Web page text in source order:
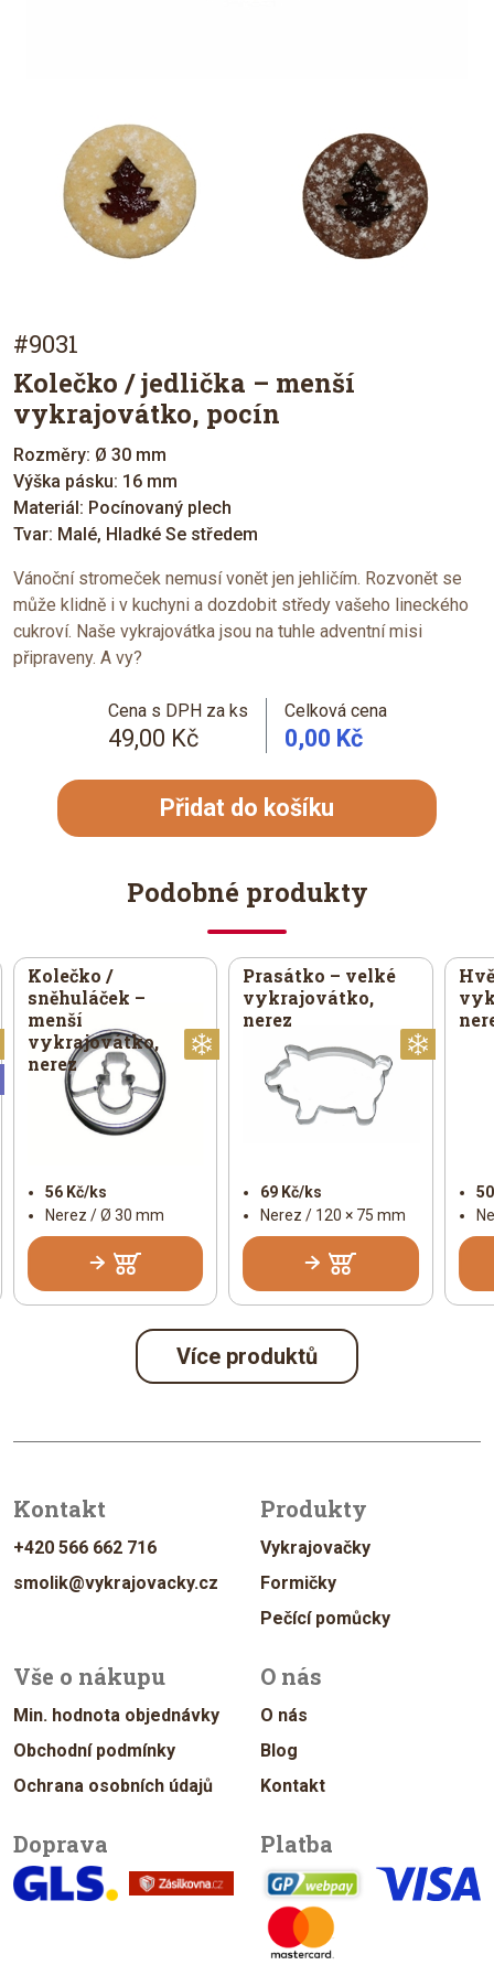
#9031
Kolečko / jedlička – menší
vykrajovátko, pocín
Rozměry: Ø 30 mm
Výška pásku: 16 mm
Materiál: Pocínovaný plech
Tvar: Malé, Hladké Se středem
Vánoční stromeček nemusí vonět jen jehličím. Rozvonět se
může klidně i v kuchyni a dozdobit středy vašeho lineckého
cukroví. Naše vykrajovátka jsou na tuhle adventní misi
připraveny. A vy?
Cena s DPH za ks
49,00 Kč
Celková cena
0,00 Kč
Přidat do košíku
Podobné produkty
Vánoční
Kolečko /
sněhuláček –
menší
vykrajovátko,
nerez
56 Kč/ks
Nerez / Ø 30 mm
Prasátko – velké
vykrajovátko,
nerez
69 Kč/ks
Nerez / 120 × 75 mm
Vánoční
Universální
Více produktů
Kontakt
+420 566 662 716
smolik@vykrajovacky.cz
Produkty
Vykrajovačky
Formičky
Pečící pomůcky
Vše o nákupu
Min. hodnota objednávky
Obchodní podmínky
Ochrana osobních údajů
O nás
O nás
Blog
Kontakt
Doprava Platba